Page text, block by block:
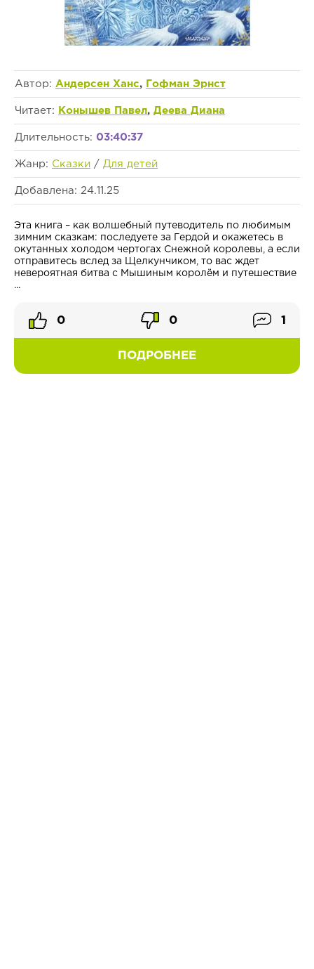
Автор: Андерсен Ханс, Гофман Эрнст
Читает: Конышев Павел, Деева Диана
Длительность: 03:40:37
Жанр: Сказки / Для детей
Добавлена: 24.11.25
Эта книга – как волшебный путеводитель по любимым
зимним сказкам: последуете за Гердой и окажетесь в
окутанных холодом чертогах Снежной королевы, а если
отправитесь вслед за Щелкунчиком, то вас ждет
невероятная битва с Мышиным королём и путешествие
...
ПОДРОБНЕЕ
0 0 1